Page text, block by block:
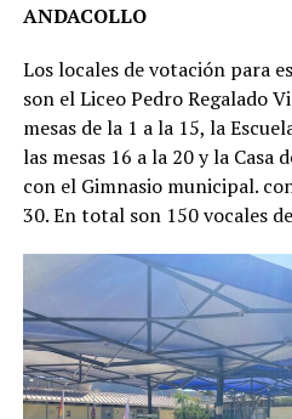
ANDACOLLO
Los locales de votación para
son el Liceo Pedro Regalado
mesas de la 1 a la 15, la
las mesas 16 a la 20 y la Casa
con el Gimnasio municipal.
30. En total son 150 vocales